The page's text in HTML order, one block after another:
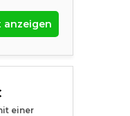
anzeigen
einer